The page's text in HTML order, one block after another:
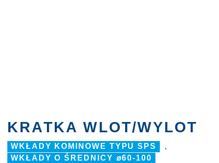
KRATKA WLOT/WYLOT
WKŁADY KOMINOWE TYPU SPS
,
WKŁADY O ŚREDNICY ⌀60-100